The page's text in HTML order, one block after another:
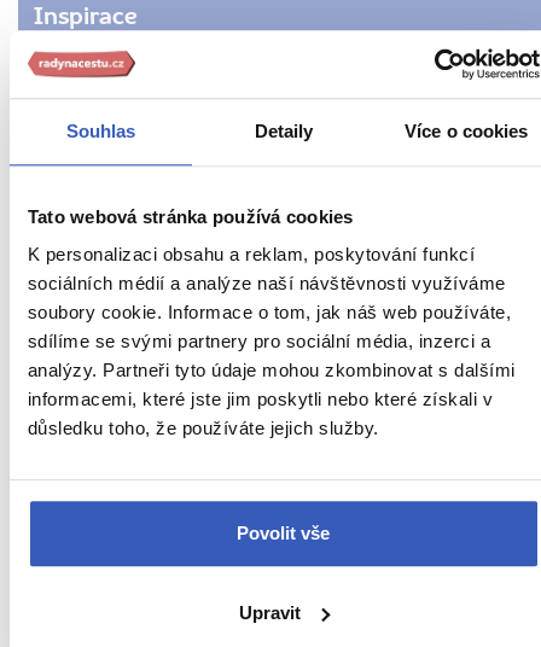
Souhlas Detaily Více o cookies
Tato webová stránka používá cookies
K personalizaci obsahu a reklam, poskytování funkcí
sociálních médií a analýze naší návštěvnosti využíváme
soubory cookie. Informace o tom, jak náš web používáte,
sdílíme se svými partnery pro sociální média, inzerci a
analýzy. Partneři tyto údaje mohou zkombinovat s dalšími
informacemi, které jste jim poskytli nebo které získali v
důsledku toho, že používáte jejich služby.
Povolit vše
Upravit
Inspirace
Jídlo a pití
Nepropásněte
Oblíbená místa
Asijské pobřeží
Evropské pobřeží
Istanbul
Bospor
Cisterna Yerebatan a milník Milion